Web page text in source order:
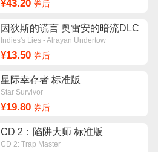
¥43.20券后
因狄斯的谎言 奥雷安的暗流DLC
Indies's Lies - Alrayan Undertow
¥13.50券后
星际幸存者 标准版
Star Survivor
¥19.80券后
CD 2：陷阱大师 标准版
CD 2: Trap Master